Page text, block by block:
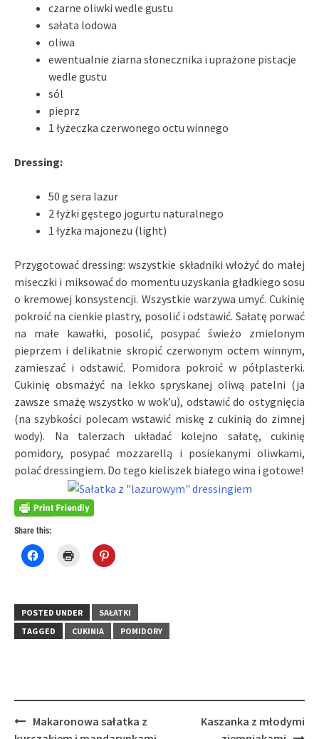
czarne oliwki wedle gustu
sałata lodowa
oliwa
ewentualnie ziarna słonecznika i uprażone pistacje
wedle gustu
sól
pieprz
1 łyżeczka czerwonego octu winnego
Dressing:
50 g sera lazur
2 łyżki gęstego jogurtu naturalnego
1 łyżka majonezu (light)
Przygotować dressing: wszystkie składniki włożyć do małej
miseczki i miksować do momentu uzyskania gładkiego sosu
o kremowej konsystencji. Wszystkie warzywa umyć. Cukinię
pokroić na cienkie plastry, posolić i odstawić. Sałatę porwać
na małe kawałki, posolić, posypać świeżo zmielonym
pieprzem i delikatnie skropić czerwonym octem winnym,
zamieszać i odstawić. Pomidora pokroić w półplasterki.
Cukinię obsmażyć na lekko spryskanej oliwą patelni (ja
zawsze smażę wszystko w wok’u), odstawić do ostygnięcia
(na szybkości polecam wstawić miskę z cukinią do zimnej
wody). Na talerzach układać kolejno sałatę, cukinię
pomidory, posypać mozzarellą i posiekanymi oliwkami,
polać dressingiem. Do tego kieliszek białego wina i gotowe!
Share this:
Click
to
in
new
window)
Click
window)
Click
to
in
new
window)
POSTED UNDER
SAŁATKI
TAGGED
CUKINIA POMIDORY
Post
navigation
Makaronowa sałatka z
Kaszanka z młodymi